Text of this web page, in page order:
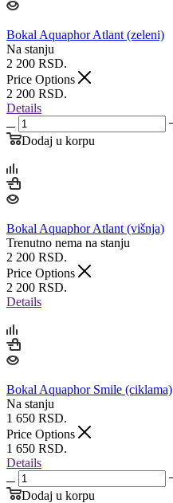
Bokal Aquaphor Atlant (zeleni)
Na stanju
2 200 RSD.
Price Options
2 200 RSD.
Details
Dodaj u korpu
Bokal Aquaphor Atlant (višnja)
Trenutno nema na stanju
2 200 RSD.
Price Options
2 200 RSD.
Details
Bokal Aquaphor Smile (ciklama)
Na stanju
1 650 RSD.
Price Options
1 650 RSD.
Details
Dodaj u korpu